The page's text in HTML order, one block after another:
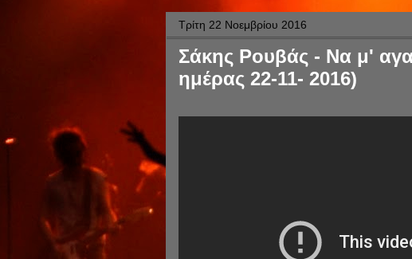
Τρίτη 22 Νοεμβρίου 2016
Σάκης Ρουβάς - Να μ'
ημέρας 22-11- 2016)